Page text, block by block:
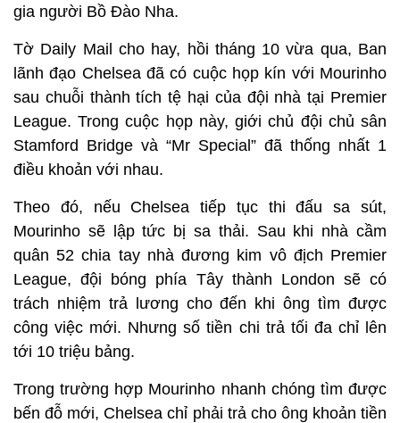
gia người Bồ Đào Nha.
Tờ Daily Mail cho hay, hồi tháng 10 vừa qua, Ban
lãnh đạo Chelsea đã có cuộc họp kín với Mourinho
sau chuỗi thành tích tệ hại của đội nhà tại Premier
League. Trong cuộc họp này, giới chủ đội chủ sân
Stamford Bridge và “Mr Special” đã thống nhất 1
điều khoản với nhau.
Theo đó, nếu Chelsea tiếp tục thi đấu sa sút,
Mourinho sẽ lập tức bị sa thải. Sau khi nhà cầm
quân 52 chia tay nhà đương kim vô địch Premier
League, đội bóng phía Tây thành London sẽ có
trách nhiệm trả lương cho đến khi ông tìm được
công việc mới. Nhưng số tiền chi trả tối đa chỉ lên
tới 10 triệu bảng.
Trong trường hợp Mourinho nhanh chóng tìm được
bến đỗ mới, Chelsea chỉ phải trả cho ông khoản tiền